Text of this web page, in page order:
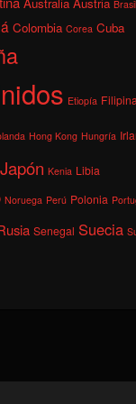
Brasil
Colombia Corea Cuba
Etiopía
Hong Kong Hungría
Japón Kenia Libia
Noruega Perú Polonia
Senegal Suecia